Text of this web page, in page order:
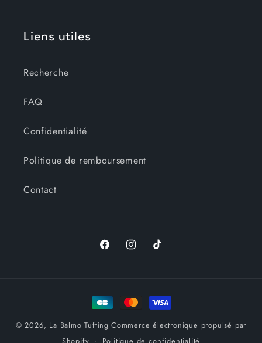
Liens utiles
Recherche
FAQ
Confidentialité
Politique de remboursement
Contact
FacebookInstagramTikTok
Moyens
de
paiement
© 2026, La Balmo Tufting Commerce électronique propulsé par